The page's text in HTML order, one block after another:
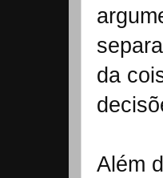
da
Além